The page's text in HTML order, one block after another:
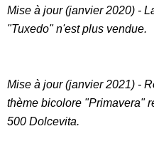
Mise à jour (janvier 2020) -
"Tuxedo" n'est plus vendue.
Mise à jour (janvier 2021) -
thème bicolore "Primavera"
500 Dolcevita.